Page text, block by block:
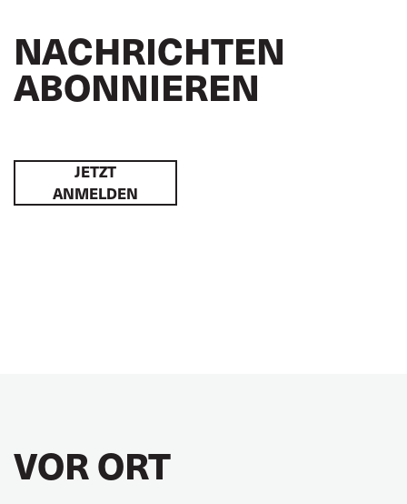
NACHRICHTEN
ABONNIEREN
JETZT
ANMELDEN
VOR ORT